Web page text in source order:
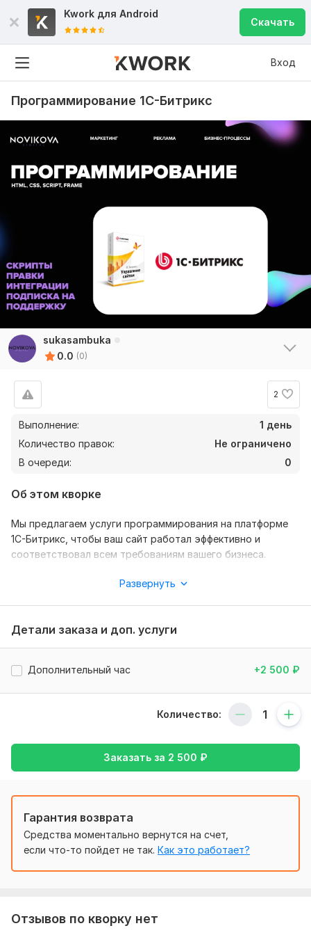
Kwork для Android
Скачать
Вход
Программирование 1С-Битрикс
sukasambuka
0.0 (0)
2
Выполнение:
1 день
Количество правок:
Не ограничено
В очереди:
0
Об этом кворке
Мы предлагаем услуги программирования на платформе
1С-Битрикс, чтобы ваш сайт работал эффективно и
соответствовал всем требованиям вашего бизнеса.
•Интеграция с внешними сервисами: подключение CRM,
1С, платежных систем, почтовых сервисов и других
инструментов.
•Настройка бизнес-процессов: автоматизация внутренних
процессов через возможности 1С-Битрикс.
•Исправление ошибок: устранение багов и технических
•Адаптация и настройка шаблонов: доработка
существующего дизайна или интеграция нового.
Почему выбирают нас:
•Поддержка и консультации на всех этапах
Развернуть
Детали заказа и доп. услуги
Дополнительный час +2 500 ₽
Количество:
Заказать за 2 500 ₽
Гарантия возврата
Средства моментально вернутся на счет,
если что-то пойдет не так. Как это работает?
Отзывов по кворку нет